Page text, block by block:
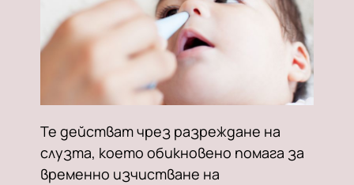
Те действат чрез разреждане на
слузта, което обикновено помага за
временно изчистване на